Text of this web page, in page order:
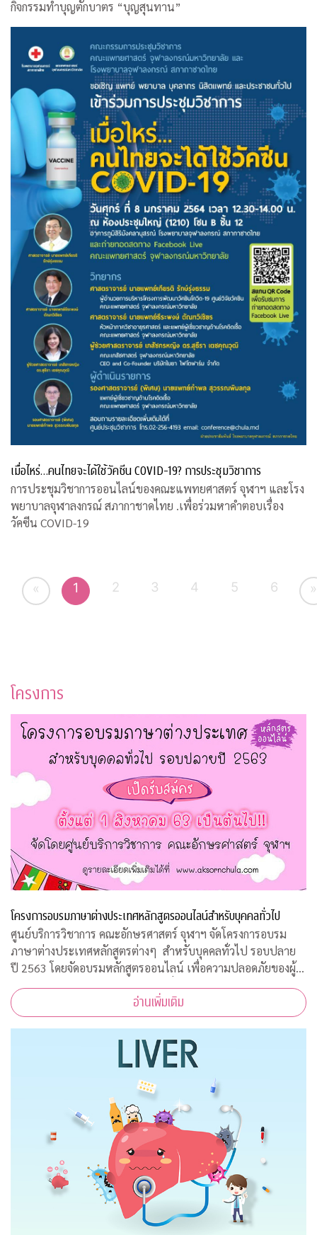
กิจกรรมทำบุญตักบาตร “บุญสุนทาน”
เมื่อไหร่…คนไทยจะได้ใช้วัคซีน COVID-19? การประชุมวิชาการ
การประชุมวิชาการออนไลน์ของคณะแพทยศาสตร์ จุฬาฯ และโรง
พยาบาลจุฬาลงกรณ์ สภากาชาดไทย .เพื่อร่วมหาคำตอบเรื่อง
วัคซีน COVID-19
« 1 2 3 4 5 6 »
โครงการ
โครงการอบรมภาษาต่างประเทศหลักสูตรออนไลน์สำหรับบุคคลทั่วไป
ศูนย์บริการวิชาการ คณะอักษรศาสตร์ จุฬาฯ จัดโครงการอบรม
ภาษาต่างประเทศหลักสูตรต่างๆ สำหรับบุคคลทั่วไป รอบปลาย
ปี 2563 โดยจัดอบรมหลักสูตรออนไลน์ เพื่อความปลอดภัยของผู้
สอนและผู้เข้าร่วมการอบรมทุกคนเนื่องจากสถานการณ์โควิด-19
ทำให้ไม่สามารถจัดอบรมในห้องเรียนรูป
อ่านเพิ่มเติม